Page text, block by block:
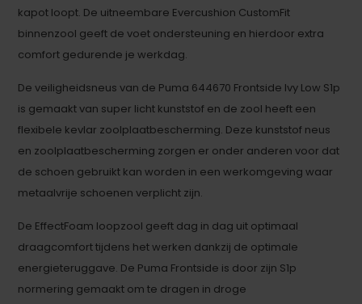
kapot loopt. De uitneembare Evercushion CustomFit
binnenzool geeft de voet ondersteuning en hierdoor extra
comfort gedurende je werkdag.
De veiligheidsneus van de Puma 644670 Frontside Ivy Low S1p
is gemaakt van super licht kunststof en de zool heeft een
flexibele kevlar zoolplaatbescherming. Deze kunststof neus
en zoolplaatbescherming zorgen er onder anderen voor dat
de schoen gebruikt kan worden in een werkomgeving waar
metaalvrije schoenen verplicht zijn.
De EffectFoam loopzool geeft dag in dag uit optimaal
draagcomfort tijdens het werken dankzij de optimale
energieteruggave. De Puma Frontside is door zijn S1p
normering gemaakt om te dragen in droge